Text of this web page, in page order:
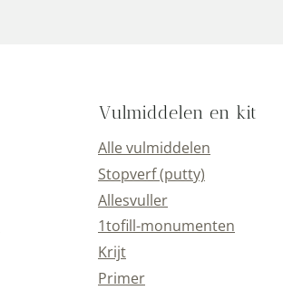
Vulmiddelen en kit
Alle vulmiddelen
Stopverf (putty)
Allesvuller
1tofill-monumenten
Krijt
Primer